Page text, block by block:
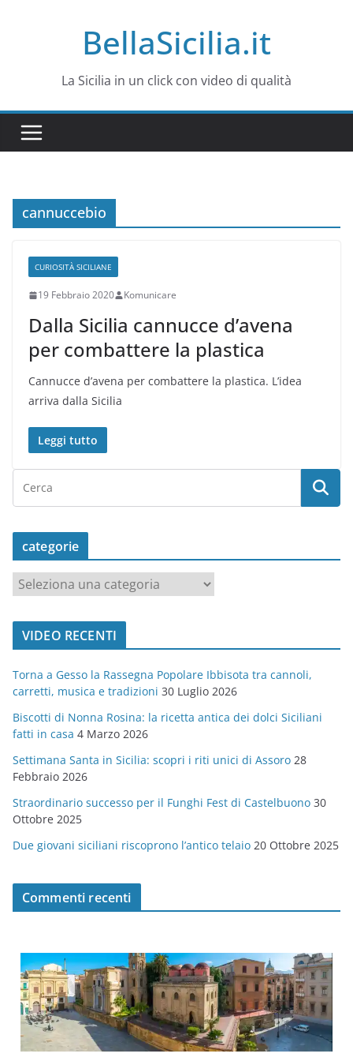
BellaSicilia.it
La Sicilia in un click con video di qualità
cannuccebio
CURIOSITÀ SICILIANE
19 Febbraio 2020 Komunicare
Dalla Sicilia cannucce d’avena
per combattere la plastica
Cannucce d’avena per combattere la plastica. L’idea
arriva dalla Sicilia
Leggi tutto
categorie
a
t
o
r
i
e
VIDEO RECENTI
Torna a Gesso la Rassegna Popolare Ibbisota tra cannoli,
carretti, musica e tradizioni 30 Luglio 2026
Biscotti di Nonna Rosina: la ricetta antica dei dolci Siciliani
fatti in casa 4 Marzo 2026
Settimana Santa in Sicilia: scopri i riti unici di Assoro 28
Febbraio 2026
Straordinario successo per il Funghi Fest di Castelbuono 30
Ottobre 2025
Due giovani siciliani riscoprono l’antico telaio 20 Ottobre 2025
Commenti recenti